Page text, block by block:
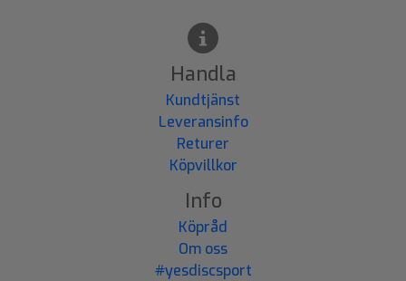
Handla
Kundtjänst
Leveransinfo
Returer
Köpvillkor
Info
Köpråd
Om oss
#yesdiscsport